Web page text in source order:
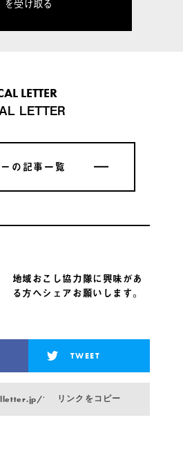
LETTER
LETTER
の記事一覧
の記事一覧
地域おこし協力隊に興味があ
る方へシェアお願いします。
TWEET
?p=17963リンクをコピー